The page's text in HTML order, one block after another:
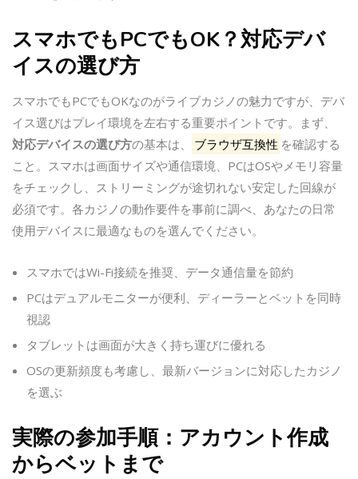
スマホでもPCでもOK？対応デバ
イスの選び方
スマホでもPCでもOKなのがライブカジノの魅力ですが、デバ
イス選びはプレイ環境を左右する重要ポイントです。まず、
対応デバイスの選び方の基本は、 ブラウザ互換性 を確認する
こと。スマホは画面サイズや通信環境、PCはOSやメモリ容量
をチェックし、ストリーミングが途切れない安定した回線が
必須です。各カジノの動作要件を事前に調べ、あなたの日常
使用デバイスに最適なものを選んでください。
スマホではWi-Fi接続を推奨、データ通信量を節約
PCはデュアルモニターが便利、ディーラーとベットを同時
視認
タブレットは画面が大きく持ち運びに優れる
OSの更新頻度も考慮し、最新バージョンに対応したカジノ
を選ぶ
実際の参加手順：アカウント作成
からベットまで